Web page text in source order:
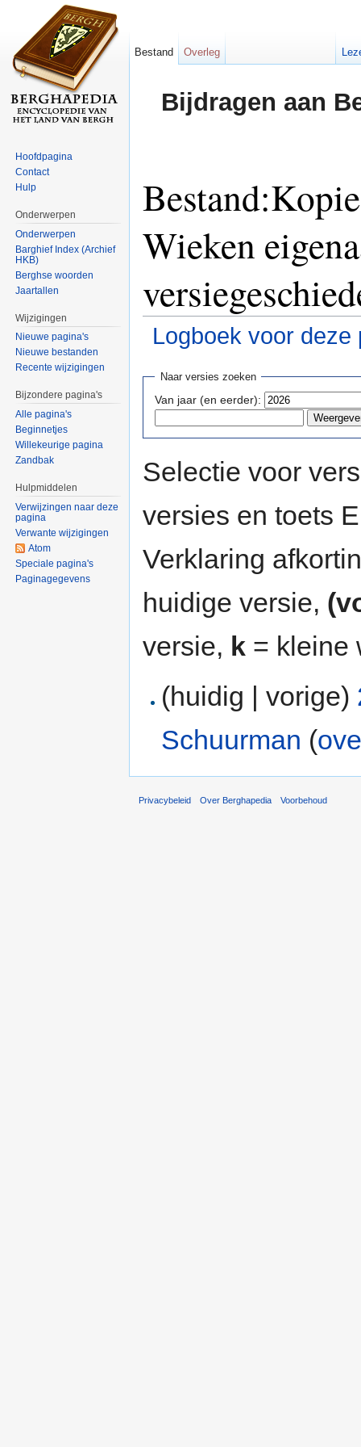
Bijdragen aan
Wieken
Logboek voor deze
Naar versies zoeken
Van jaar (en eerder):
Selectie voor
versies en toets
Verklaring
huidige versie,
versie, k = kleine
(huidig | vorige)
Schuurman (
Bestand Overleg
Hoofdpagina
Contact
Hulp
Onderwerpen
Onderwerpen
Barghief Index (Archief
HKB)
Berghse woorden
Jaartallen
Wijzigingen
Nieuwe pagina's
Nieuwe bestanden
Recente wijzigingen
Bijzondere pagina's
Alle pagina's
Beginnetjes
Willekeurige pagina
Zandbak
Hulpmiddelen
Verwijzingen naar deze
pagina
Verwante wijzigingen
Atom
Speciale pagina's
Paginagegevens
Privacybeleid Over Berghapedia Voorbehoud